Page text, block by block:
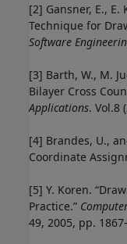
[2] Gansner, E., E.
Technique for
Software
[3] Barth, W., M.
Bilayer Cross
Applications. Vol.8
[4] Brandes, U.,
Coordinate
[5] Y. Koren.
Practice.”
49, 2005, pp.